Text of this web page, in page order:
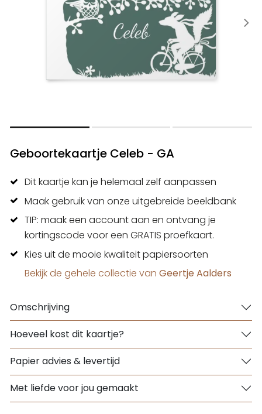
Geboortekaartje Celeb - GA
Dit kaartje kan je helemaal zelf aanpassen
Maak gebruik van onze uitgebreide beeldbank
TIP: maak een account aan en ontvang je
kortingscode voor een GRATIS proefkaart.
Kies uit de mooie kwaliteit papiersoorten
Bekijk de gehele collectie van Geertje Aalders
Omschrijving
Hoeveel kost dit kaartje?
Papier advies & levertijd
Met liefde voor jou gemaakt